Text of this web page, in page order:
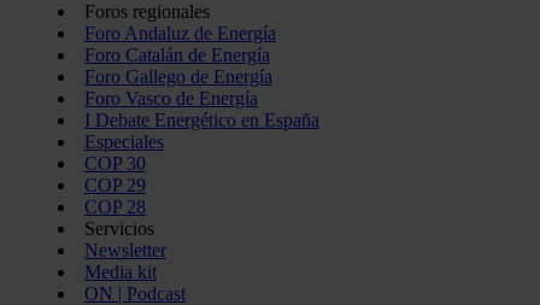
Foros regionales
Foro Andaluz de Energía
Foro Catalán de Energía
Foro Gallego de Energía
Foro Vasco de Energía
I Debate Energético en España
Especiales
COP 30
COP 29
COP 28
Servicios
Newsletter
Media kit
ON | Podcast